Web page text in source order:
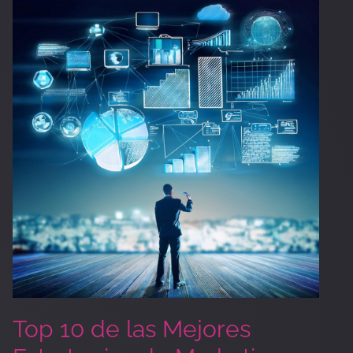
Top 10 de las Mejores
las
Mejores
Estrategias
Marketing
2024